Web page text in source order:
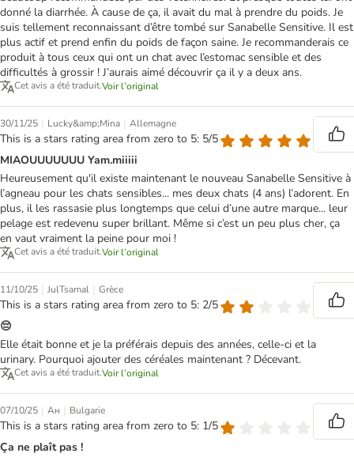
donné la diarrhée. À cause de ça, il avait du mal à prendre du poids. Je
suis tellement reconnaissant d’être tombé sur Sanabelle Sensitive. Il est
plus actif et prend enfin du poids de façon saine. Je recommanderais ce
produit à tous ceux qui ont un chat avec l’estomac sensible et des
difficultés à grossir ! J’aurais aimé découvrir ça il y a deux ans.
Cet avis a été traduit.Voir l’original
30/11/25 | Lucky&amp;Mina | Allemagne
This is a stars rating area from zero to 5: 5/5
MIAOUUUUUUU Yam.miiiii
Heureusement qu'il existe maintenant le nouveau Sanabelle Sensitive à
l’agneau pour les chats sensibles... mes deux chats (4 ans) l’adorent. En
plus, il les rassasie plus longtemps que celui d’une autre marque... leur
pelage est redevenu super brillant. Même si c’est un peu plus cher, ça
en vaut vraiment la peine pour moi !
Cet avis a été traduit.Voir l’original
11/10/25 | JulTsamal | Grèce
This is a stars rating area from zero to 5: 2/5
😔
Elle était bonne et je la préférais depuis des années, celle-ci et la
urinary. Pourquoi ajouter des céréales maintenant ? Décevant.
Cet avis a été traduit.Voir l’original
07/10/25 | Ан | Bulgarie
This is a stars rating area from zero to 5: 1/5
Ça ne plaît pas !